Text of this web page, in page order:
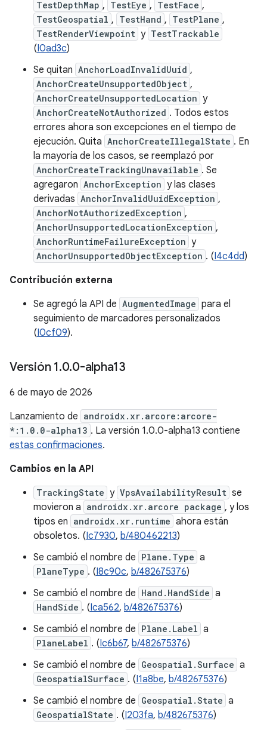
TestDepthMap , TestEye , TestFace ,
TestGeospatial , TestHand , TestPlane ,
TestRenderViewpoint y TestTrackable
(I0ad3c)
Se quitan AnchorLoadInvalidUuid ,
AnchorCreateUnsupportedObject ,
AnchorCreateUnsupportedLocation y
AnchorCreateNotAuthorized . Todos estos
errores ahora son excepciones en el tiempo de
ejecución. Quita AnchorCreateIllegalState . En
la mayoría de los casos, se reemplazó por
AnchorCreateTrackingUnavailable . Se
agregaron AnchorException y las clases
derivadas AnchorInvalidUuidException ,
AnchorNotAuthorizedException ,
AnchorUnsupportedLocationException ,
AnchorRuntimeFailureException y
AnchorUnsupportedObjectException . (I4c4dd)
Contribución externa
Se agregó la API de AugmentedImage para el
seguimiento de marcadores personalizados
(I0cf09).
Versión 1.0.0-alpha13
6 de mayo de 2026
Lanzamiento de androidx.xr.arcore:arcore-
*:1.0.0-alpha13 . La versión 1.0.0-alpha13 contiene
estas confirmaciones.
Cambios en la API
TrackingState y VpsAvailabilityResult se
movieron a androidx.xr.arcore package , y los
tipos en androidx.xr.runtime ahora están
obsoletos. (Ic7930, b/480462213)
Se cambió el nombre de Plane.Type a
PlaneType . (I8c90c, b/482675376)
Se cambió el nombre de Hand.HandSide a
HandSide . (Ica562, b/482675376)
Se cambió el nombre de Plane.Label a
PlaneLabel . (Ic6b67, b/482675376)
Se cambió el nombre de Geospatial.Surface a
GeospatialSurface . (I1a8be, b/482675376)
Se cambió el nombre de Geospatial.State a
GeospatialState . (I203fa, b/482675376)